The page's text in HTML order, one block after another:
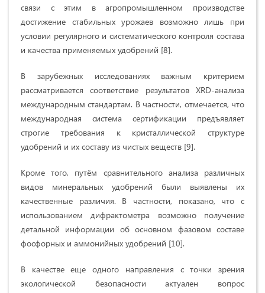
связи с этим в агропромышленном производстве
достижение стабильных урожаев возможно лишь при
условии регулярного и систематического контроля состава
и качества применяемых удобрений [8].
В зарубежных исследованиях важным критерием
рассматривается соответствие результатов XRD-анализа
международным стандартам. В частности, отмечается, что
международная система сертификации предъявляет
строгие требования к кристаллической структуре
удобрений и их составу из чистых веществ [9].
Кроме того, путём сравнительного анализа различных
видов минеральных удобрений были выявлены их
качественные различия. В частности, показано, что с
использованием дифрактометра возможно получение
детальной информации об основном фазовом составе
фосфорных и аммонийных удобрений [10].
В качестве еще одного направления с точки зрения
экологической безопасности актуален вопрос